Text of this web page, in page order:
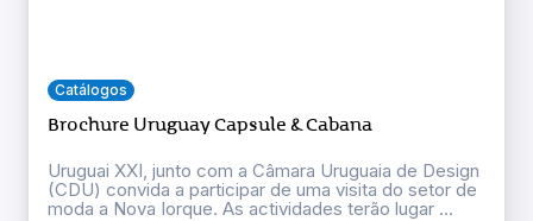
Catálogos
Brochure Uruguay Capsule & Cabana
Uruguai XXI, junto com a Câmara Uruguaia de Design
(CDU) convida a participar de uma visita do setor de
moda a Nova Iorque. As actividades terão lugar ...